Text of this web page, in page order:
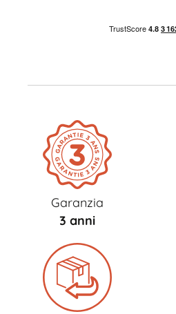
Garanzia
3 anni